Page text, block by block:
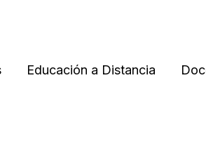
Educación a Distancia